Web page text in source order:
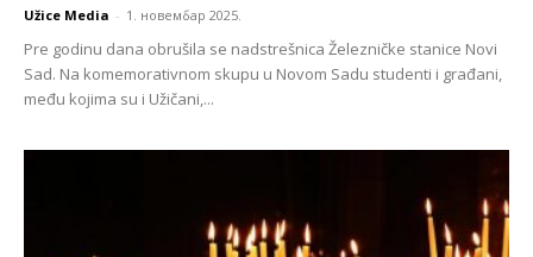
Užice Media - 1. новембар 2025.
Pre godinu dana obrušila se nadstrešnica Železničke stanice Novi
Sad. Na komemorativnom skupu u Novom Sadu studenti i građani,
među kojima su i Užičani,...